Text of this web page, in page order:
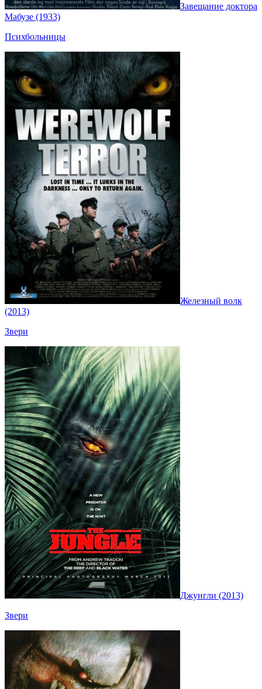
Завещание доктора
Мабузе (1933)
Психбольницы
Железный волк
(2013)
Звери
Джунгли (2013)
Звери